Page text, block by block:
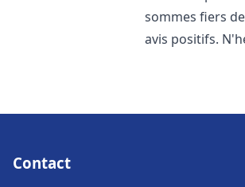
sommes fiers
avis positifs.
Contact